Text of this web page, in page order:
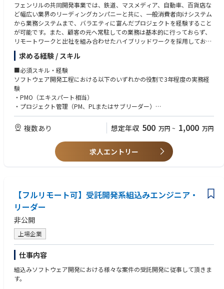
◆◆このポジションで得られるスキル・経験
・高度な抽象化・モデリング能力：複雑なアナログ業務を、整合性の取れ
たデジタルデータ構造へと変換するスキル。
・バーティカルSaaSのグロース経験：大きな市場において、プロダクトが
業界標準へと成長していく過程を経験できる。
・実務に根ざしたAI活用：単なるトレンドではなく、製造業の生産性を実
効的に高めるためのAI実装経験。
◆◆このポジションの魅力（できること）
・社会的なインパクト：日本の基幹産業の生産性に直結する仕事であり、
自分の設計した機能が現場の生産性を変える手応えが得られます。
・裁量と責任：経営陣や開発チームと密に連携し、プロダクトの「何を作
るか」という意思決定の根幹に関わることができます。
・純粋な課題解決への注力：トレンドに流されず、現場のユーザーが真に
困っていることを解決するという、実直なプロダクト開発に専念できる環
フェンリルの共同開発事業では、鉄道、マスメディア、自動車、百貨店な
ど幅広い業界のリーディングカンパニーと共に、一般消費者向けシステム
から業務システムまで、バラエティに富んだプロジェクトを経験すること
が可能です。また、顧客の元へ常駐しての業務は基本的に行っておらず、
リモートワークと出社を組み合わせたハイブリッドワークを採用してお
り、落ち着いた環境で業務を遂行いただけます。各プロジェクトは半年〜
1年程度の期間であることが多く、新規開発案件も多数あります。PMOと
して多くのプロジェクトに参画いただくことで、多種多様な業種・業界・
システムに関わることができ、PMOとしてのスキルを高めていただけるチ
ャンスが数多くございます。職種や部門の垣根なく数多く勉強会の開催や
コミュニケーション機会があり、PMOとして市場価値を向上し続けること
や、異分野の知識を得ることもでき、仲間と刺激し合いながら、切磋琢磨
組織や文化を作っていくことができます。
【お任せする業務】
開発プロジェクトの上流工程からPMOとして参画いただき、スケジュール
管理・課題解決などのプロジェクト遂行におけるアドバイザー業務を主に
・開発プロセスの改善、標準化
・プロジェクトの定量分析とレポーティング
【業務環境】
・リモート用にディスプレイ等の貸与有り
・コミュニケーションは Slack
・ビデオ会議は Google Meet
・課題管理には Backlog / GitHub Issue を活用
・認定資格等の受験料を補助
求める経験 / スキル
■必須スキル・経験
ソフトウェア開発工程における以下のいずれかの役割で3年程度の実務経
験
・PMO（エキスパート相当）
・プロジェクト管理（PM、PLまたはサブリーダー）
■歓迎スキル・経験
・環境を問わず広い開発経験
・PM / PL としての業務経験
・自社開発と受託開発両方における経験
複数あり 想定年収 500 万円 ~ 1,000 万円
求人エントリー
【フルリモート可】受託開発系組込みエンジニア・
リーダー
非公開
上場企業
仕事内容
組込みソフトウェア開発における様々な案件の受託開発に従事して頂きま
す。